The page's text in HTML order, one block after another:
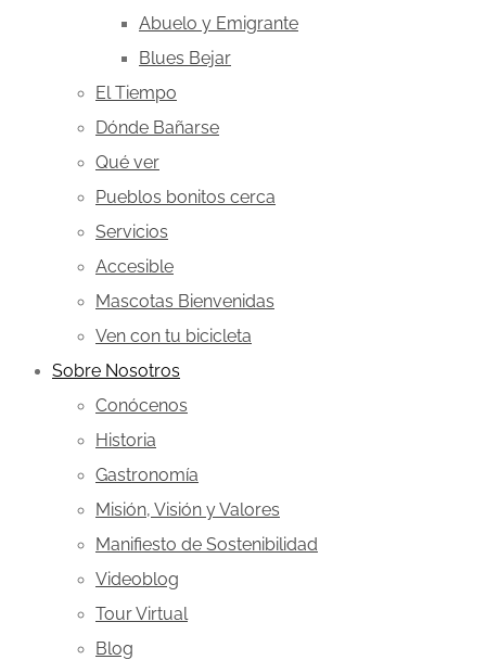
Abuelo y Emigrante
Blues Bejar
El Tiempo
Dónde Bañarse
Qué ver
Pueblos bonitos cerca
Servicios
Accesible
Mascotas Bienvenidas
Ven con tu bicicleta
Sobre Nosotros
Conócenos
Historia
Gastronomía
Misión, Visión y Valores
Manifiesto de Sostenibilidad
Videoblog
Tour Virtual
Blog